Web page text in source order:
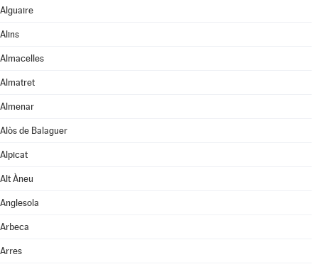
Alguaire
Alins
Almacelles
Almatret
Almenar
Alòs de Balaguer
Alpicat
Alt Àneu
Anglesola
Arbeca
Arres